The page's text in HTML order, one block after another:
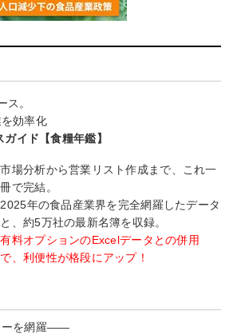
ス。
効率化
イド【食糧年鑑】
市場分析から営業リスト作成まで、これ一
冊で完結。
2025年の食品産業界を完全網羅したデータ
と、約5万社の最新名簿を収録。
有料オプションのExcelデータとの併用
で、利便性が格段にアップ！
ーを網羅――